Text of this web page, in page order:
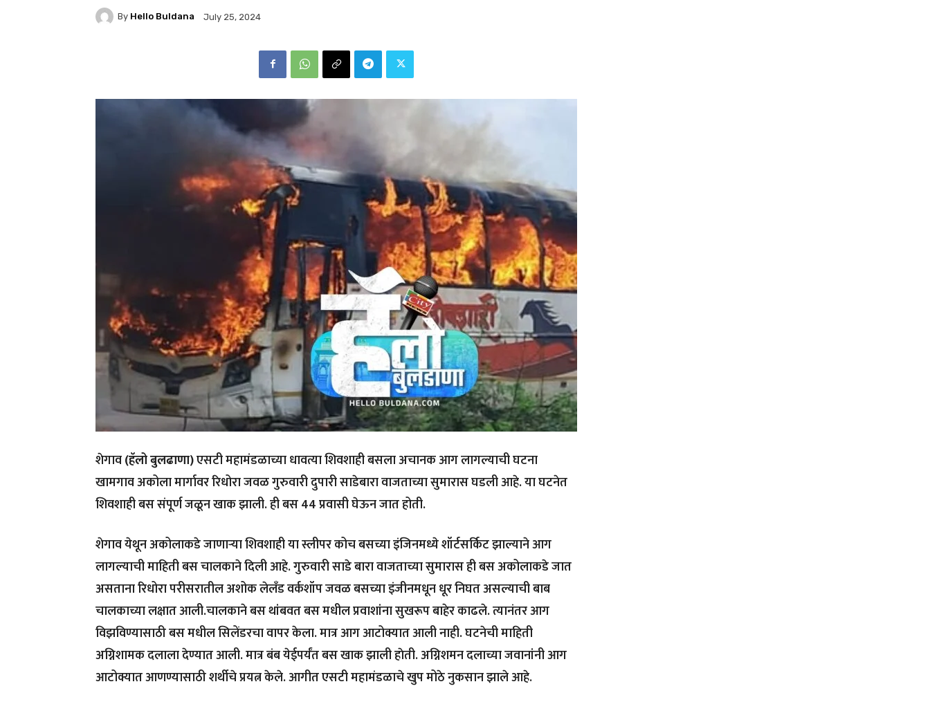
By Hello Buldana July 25, 2024
शेगाव(हॅलो बुलढाणा)एसटी महामंडळाच्या धावत्या शिवशाही बसला अचानक आग लागल्याची घटना
खामगाव अकोला मार्गावर रिधोरा जवळ गुरुवारी दुपारी साडेबारा वाजताच्या सुमारास घडली आहे. या घटनेत
शिवशाही बस संपूर्ण जळून खाक झाली. ही बस 44 प्रवासी घेऊन जात होती.
शेगाव येथून अकोलाकडे जाणाऱ्या शिवशाही या स्लीपर कोच बसच्या इंजिनमध्ये शॉर्टसर्किट झाल्याने आग
लागल्याची माहिती बस चालकाने दिली आहे. गुरुवारी साडे बारा वाजताच्या सुमारास ही बस अकोलाकडे जात
असताना रिधोरा परीसरातील अशोक लेलँड वर्कशॉप जवळ बसच्या इंजीनमधून धूर निघत असल्याची बाब
चालकाच्या लक्षात आली.चालकाने बस थांबवत बस मधील प्रवाशांना सुखरूप बाहेर काढले. त्यानंतर आग
विझविण्यासाठी बस मधील सिलेंडरचा वापर केला. मात्र आग आटोक्यात आली नाही. घटनेची माहिती
अग्निशामक दलाला देण्यात आली. मात्र बंब येईपर्यंत बस खाक झाली हाेती. अग्निशमन दलाच्या जवानांनी आग
आटोक्यात आणण्यासाठी शर्थीचे प्रयत्न केले. आगीत एसटी महामंडळाचे खुप मोठे नुकसान झाले आहे.